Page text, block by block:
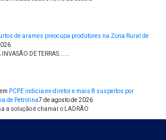
de arames preocupa produtores na Zona Rural de
DE TERRAS......
em PCPE indicia ex-diretor e mais 8 suspeitos por
de Petrolina7 de agosto de 2026
a solução é chamar o LADRÃO